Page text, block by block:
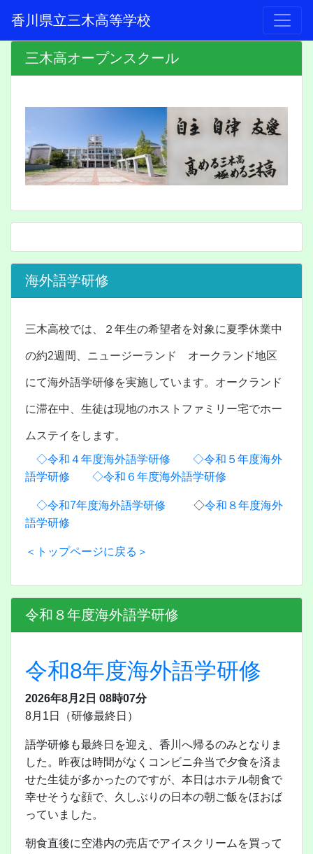
香川県立三木高等学校
三木高オープンスクール
海外語学研修
三木高校では、２年生の希望者を対象に夏季休業中
の約2週間、ニュージーランド オークランド地区
にて海外語学研修を実施しています。オークランド
に滞在中、生徒は現地のホストファミリー宅でホー
ムステイをします。
◇令和４年度海外語学研修
◇令和５年度海外
語学研修
◇令和６年度海外語学研修
◇令和7年度海外語学研修 ◇令和８年度海外
語学研修
＜トップページに戻る＞
令和８年度海外語学研修
令和8年度海外語学研修
2026年8月2日 08時07分
8月1日（研修最終日）
語学研修も最終日を迎え、香川へ帰るのみとなりま
した。昨夜は時間がなくコンビニ弁当で夕食を済ま
せた生徒が多かったのですが、本日はホテル朝食で
幸せそうな顔で、久しぶりの日本の朝ご飯をほおば
っていました。
朝食直後に空港内の売店でアイスクリームを買って